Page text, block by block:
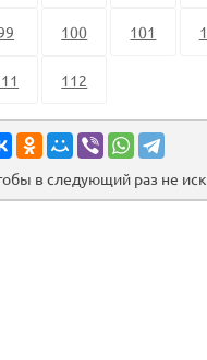
100 101
112
в следующий раз не